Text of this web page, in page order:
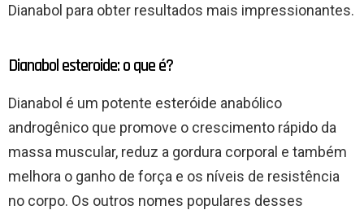
Dianabol para obter resultados mais impressionantes.
Dianabol esteroide: o que é?
Dianabol é um potente esteróide anabólico
androgênico que promove o crescimento rápido da
massa muscular, reduz a gordura corporal e também
melhora o ganho de força e os níveis de resistência
no corpo. Os outros nomes populares desses